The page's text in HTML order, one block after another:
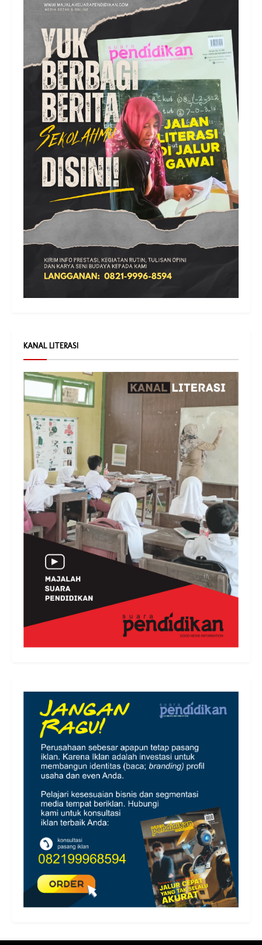
KANAL LITERASI